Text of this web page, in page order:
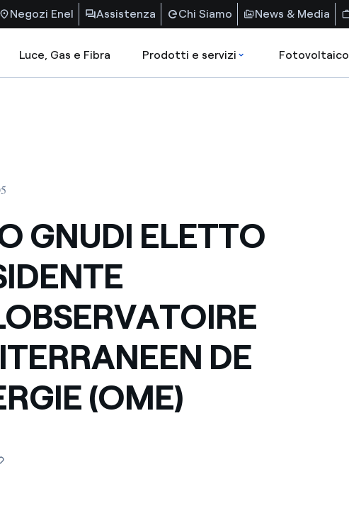
Negozi Enel Assistenza Chi Siamo News & Media
Luce, Gas e Fibra Prodotti e servizi Fotovoltaico
GNUDI ELETTO
DE
(OME)